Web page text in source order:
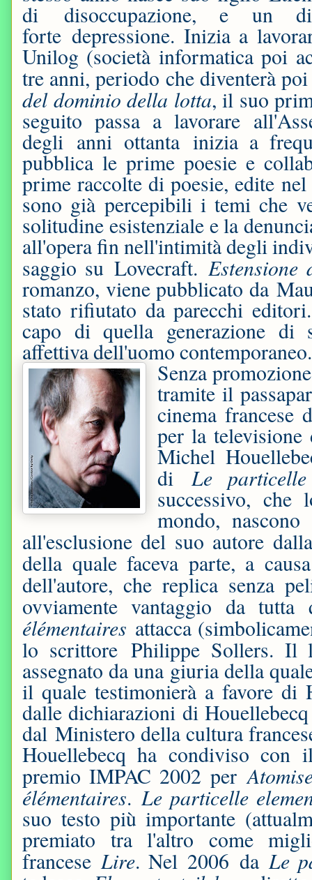
di disoccupazione, e un
forte depressione. Inizia a
Unilog (società informatica poi
tre anni, periodo che diventerà
del dominio della lotta, il suo
seguito passa a lavorare
degli anni ottanta inizia a
pubblica le prime poesie e
prime raccolte di poesie, edite
sono già percepibili i temi che
solitudine esistenziale e la
all'opera fin nell'intimità degli
saggio su Lovecraft.
romanzo, viene pubblicato da
stato rifiutato da parecchi
capo di quella generazione di
affettiva dell'uomo
Senza
tramite il
cinema francese
per la
Michel
diLe
successivo,
mondo,
all'esclusione del suo autore
della quale faceva parte, a
dell'autore, che replica senza
ovviamente vantaggio da
élémentaires attacca
lo scrittore Philippe Sollers.
assegnato da una giuria della
il quale testimonierà a favore di
dalle dichiarazioni di
dal Ministero della cultura
Houellebecq ha condiviso
premio IMPAC 2002 per
élémentaires.Le particelle
suo testo più importante
premiato tra l'altro come
franceseLire. Nel 2006 daLe